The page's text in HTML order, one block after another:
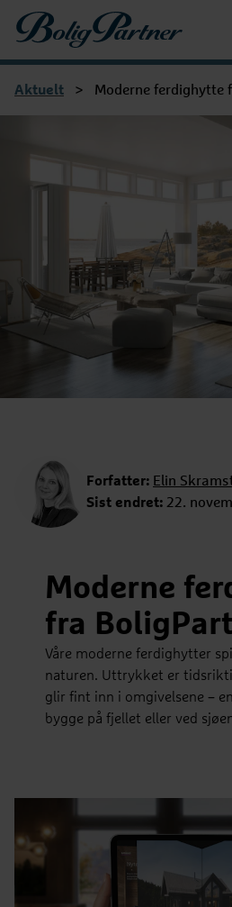
Boligpartner
Aktuelt > Moderne ferdighytte
Forfatter: Elin
Sist endret: 22.
Moderne
fra
Våre moderne ferdighytter
naturen. Uttrykket er
glir fint inn i omgivelsene –
bygge på fjellet eller ved